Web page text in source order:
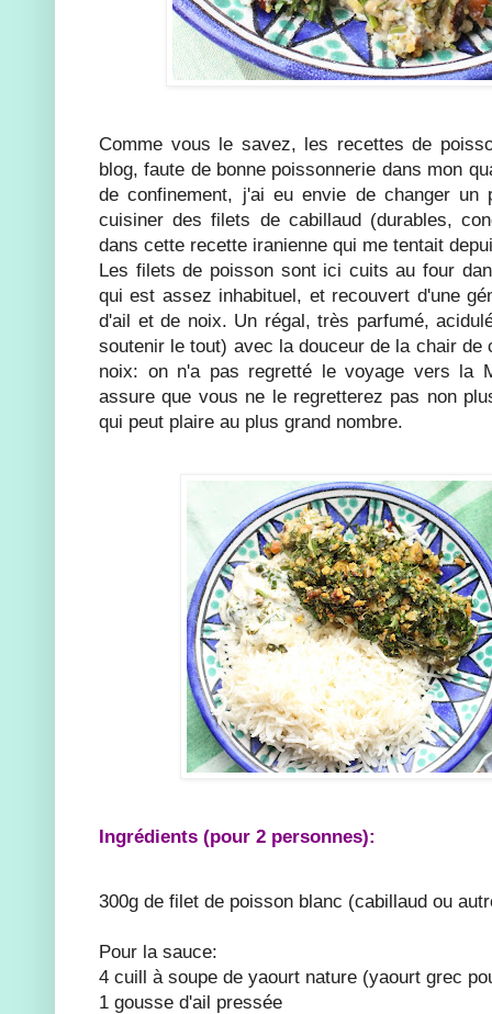
Comme vous le savez, les recettes de
blog, faute de bonne poissonnerie dans mon
de confinement, j'ai eu envie de changer
cuisiner des filets de cabillaud (durables,
dans cette recette iranienne qui me tentait
Les filets de poisson sont ici cuits au four
qui est assez inhabituel, et recouvert d'une
d'ail et de noix. Un régal, très parfumé,
soutenir le tout) avec la douceur de la chair de
noix: on n'a pas regretté le voyage vers la
assure que vous ne le regretterez pas non
qui peut plaire au plus grand nombre.
Ingrédients (pour 2 personnes):
300g de filet de poisson blanc (cabillaud ou
Pour la sauce:
4 cuill à soupe de yaourt nature (yaourt grec
1 gousse d'ail pressée